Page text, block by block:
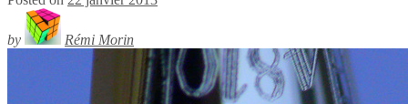
by Rémi Morin